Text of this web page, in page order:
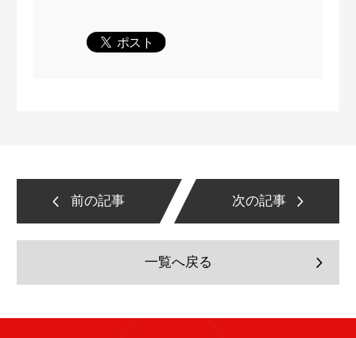
前の記事 次の記事
一覧へ戻る